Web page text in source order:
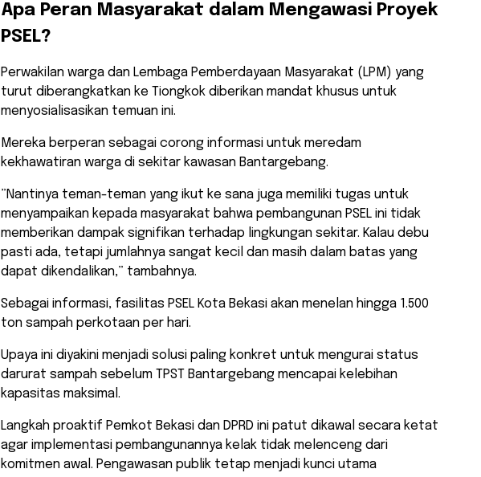
​Apa Peran Masyarakat dalam Mengawasi Proyek
PSEL?
​Perwakilan warga dan Lembaga Pemberdayaan Masyarakat (LPM) yang
turut diberangkatkan ke Tiongkok diberikan mandat khusus untuk
menyosialisasikan temuan ini.
Mereka berperan sebagai corong informasi untuk meredam
kekhawatiran warga di sekitar kawasan Bantargebang.
​”Nantinya teman-teman yang ikut ke sana juga memiliki tugas untuk
menyampaikan kepada masyarakat bahwa pembangunan PSEL ini tidak
memberikan dampak signifikan terhadap lingkungan sekitar. Kalau debu
pasti ada, tetapi jumlahnya sangat kecil dan masih dalam batas yang
dapat dikendalikan,” tambahnya.
​Sebagai informasi, fasilitas PSEL Kota Bekasi akan menelan hingga 1.500
ton sampah perkotaan per hari.
Upaya ini diyakini menjadi solusi paling konkret untuk mengurai status
darurat sampah sebelum TPST Bantargebang mencapai kelebihan
kapasitas maksimal.
Langkah proaktif Pemkot Bekasi dan DPRD ini patut dikawal secara ketat
agar implementasi pembangunannya kelak tidak melenceng dari
komitmen awal. Pengawasan publik tetap menjadi kunci utama